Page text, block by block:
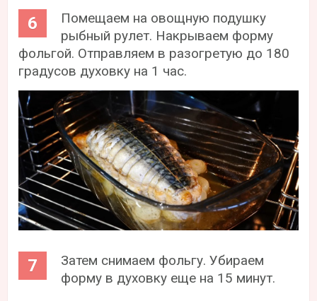
Помещаем на овощную подушку
рыбный рулет. Накрываем форму
фольгой. Отправляем в разогретую до 180
градусов духовку на 1 час.
Затем снимаем фольгу. Убираем
форму в духовку еще на 15 минут.